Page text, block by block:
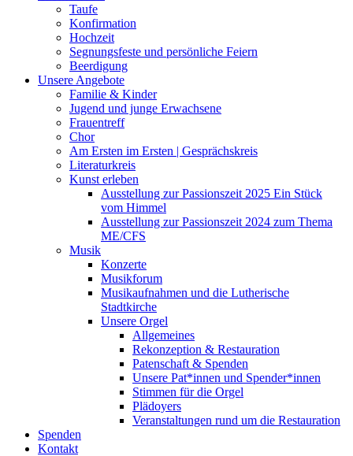
Taufe
Konfirmation
Hochzeit
Segnungsfeste und persönliche Feiern
Beerdigung
Unsere Angebote
Familie & Kinder
Jugend und junge Erwachsene
Frauentreff
Chor
Am Ersten im Ersten | Gesprächskreis
Literaturkreis
Kunst erleben
Ausstellung zur Passionszeit 2025 Ein Stück
vom Himmel
Ausstellung zur Passionszeit 2024 zum Thema
ME/CFS
Musik
Konzerte
Musikforum
Musikaufnahmen und die Lutherische
Stadtkirche
Unsere Orgel
Allgemeines
Rekonzeption & Restauration
Patenschaft & Spenden
Unsere Pat*innen und Spender*innen
Stimmen für die Orgel
Plädoyers
Veranstaltungen rund um die Restauration
Spenden
Kontakt